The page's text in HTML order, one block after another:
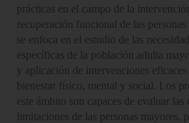
prácticas en el campo de la
recuperación funcional de las
se enfoca en el estudio de las
específicas de la población adulta
y aplicación de intervenciones eficaces
bienestar físico, mental y social. Los
este ámbito son capaces de evaluar las
limitaciones de las personas mayores,